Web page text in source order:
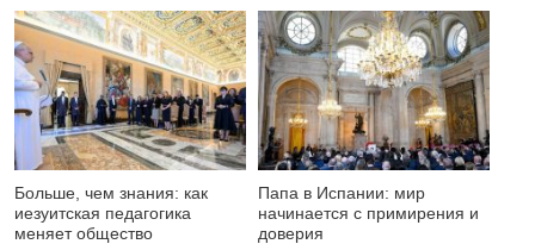
Больше, чем знания: как
иезуитская педагогика
меняет общество
Папа в Испании: мир
начинается с примирения и
доверия